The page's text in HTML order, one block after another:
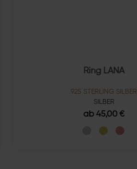
Ring LANA
925 STERLING SILBER
SILBER
ab 45,00 €